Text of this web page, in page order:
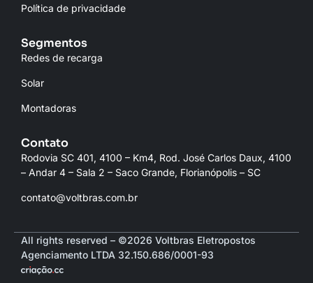
Política de privacidade
Segmentos
Redes de recarga
Solar
Montadoras
Contato
Rodovia SC 401, 4100 – Km4, Rod. José Carlos Daux, 4100
– Andar 4 – Sala 2 – Saco Grande, Florianópolis – SC
contato@voltbras.com.br
All rights reserved – ©2026 Voltbras Eletropostos
Agenciamento LTDA 32.150.686/0001-93